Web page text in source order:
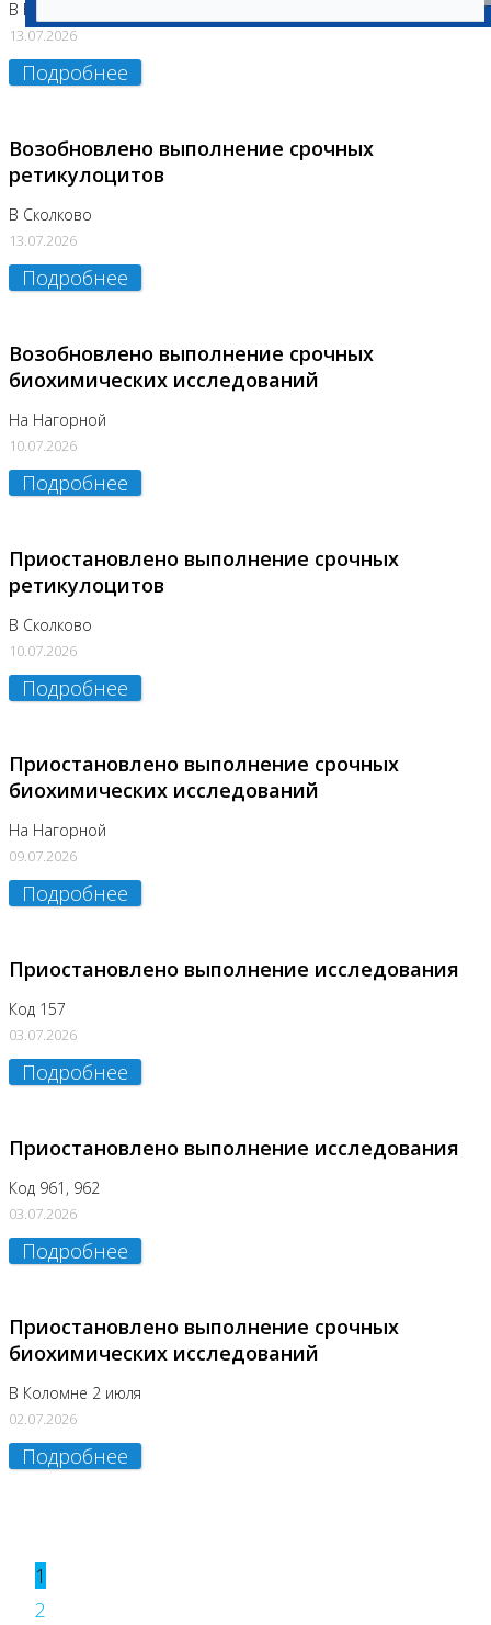
В Бутово
13.07.2026
Подробнее
Возобновлено выполнение срочных
ретикулоцитов
В Сколково
13.07.2026
Подробнее
Возобновлено выполнение срочных
биохимических исследований
На Нагорной
10.07.2026
Подробнее
Приостановлено выполнение срочных
ретикулоцитов
В Сколково
10.07.2026
Подробнее
Приостановлено выполнение срочных
биохимических исследований
На Нагорной
09.07.2026
Подробнее
Приостановлено выполнение исследования
Код 157
03.07.2026
Подробнее
Приостановлено выполнение исследования
Код 961, 962
03.07.2026
Подробнее
Приостановлено выполнение срочных
биохимических исследований
В Коломне 2 июля
02.07.2026
Подробнее
1
2